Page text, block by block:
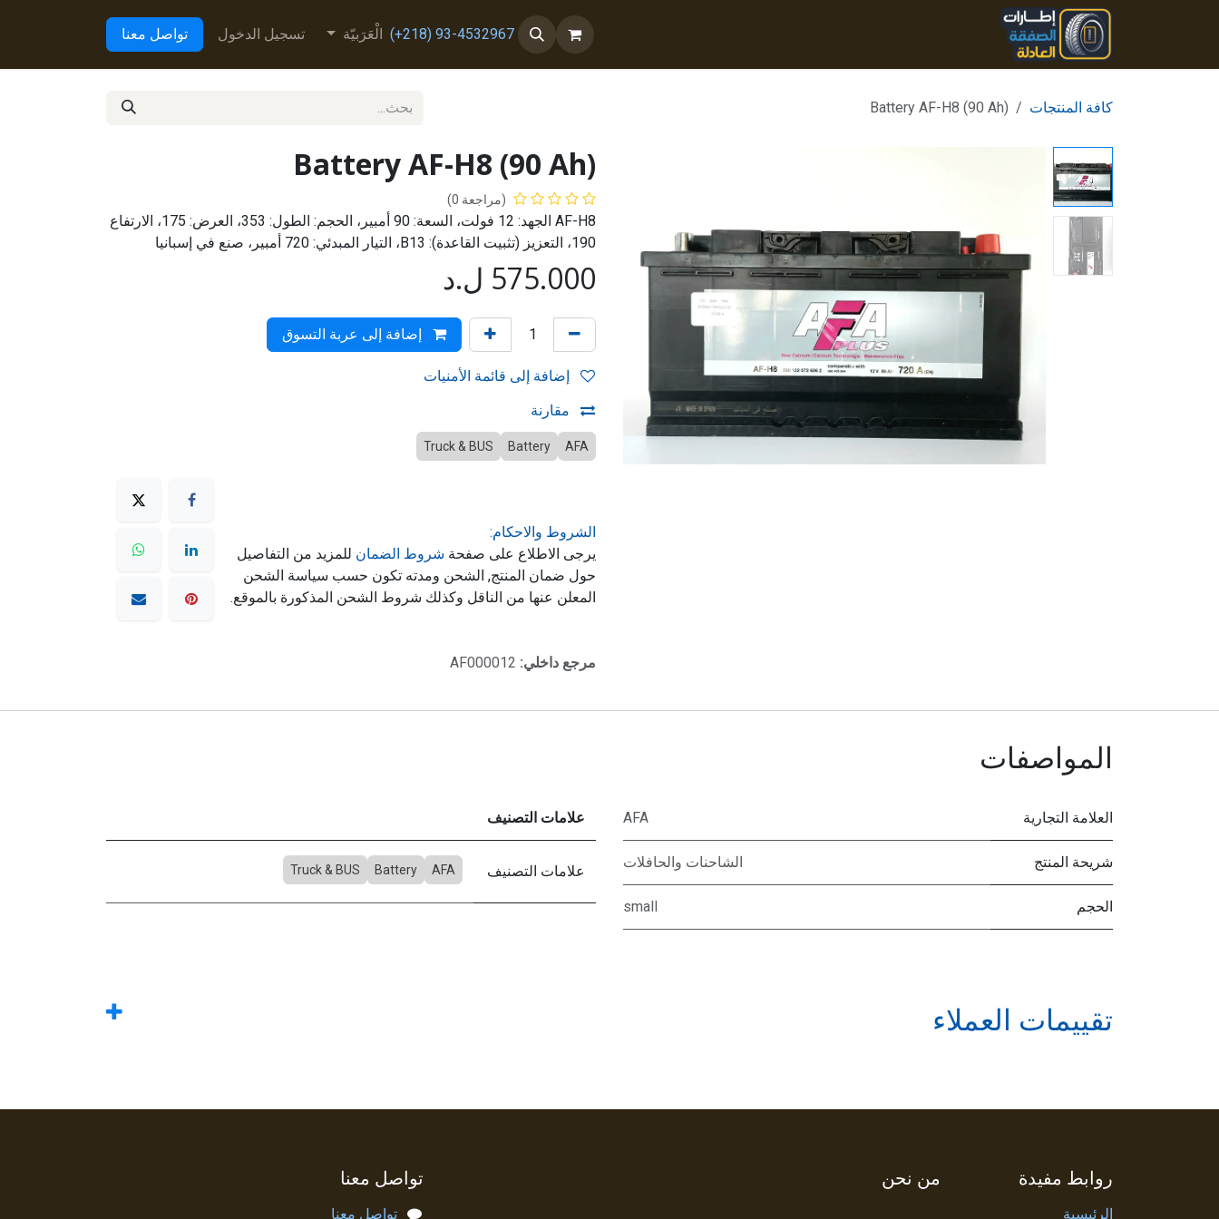
تخطي للذهاب إلى المحتوى
93-4532967 (218+) الْعَرَبيّة تسجيل الدخول تواصل معنا
كافة المنتجات Battery AF-H8 (90 Ah)
Battery AF-H8 (90 Ah)
(مراجعة 0)
AF-H8 الجهد: 12 فولت، السعة: 90 أمبير، الحجم: الطول: 353، العرض: 175، الارتفاع
190، التعزيز (تثبيت القاعدة): B13، التيار المبدئي: 720 أمبير، صنع في إسبانيا
575.000 ل.د
إضافة إلى عربة التسوق
مقارنة
AFA
Battery
Truck & BUS
الشروط والاحكام:
يرجى الاطلاع على صفحة شروط الضمان للمزيد من التفاصيل
حول ضمان المنتج, الشحن ومدته تكون حسب سياسة الشحن
المعلن عنها من الناقل وكذلك شروط الشحن المذكورة بالموقع.
مرجع داخلي: AF000012
المواصفات
العلامة التجارية AFA
شريحة المنتج الشاحنات والحافلات
الحجم small
علامات التصنيف
علامات التصنيف AFA
Battery
Truck & BUS
تقييمات العملاء
روابط مفيدة
الرئيسية
من نحن تواصل معنا
تواصل معنا